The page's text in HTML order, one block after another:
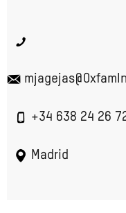
+34 638 24 26
Madrid